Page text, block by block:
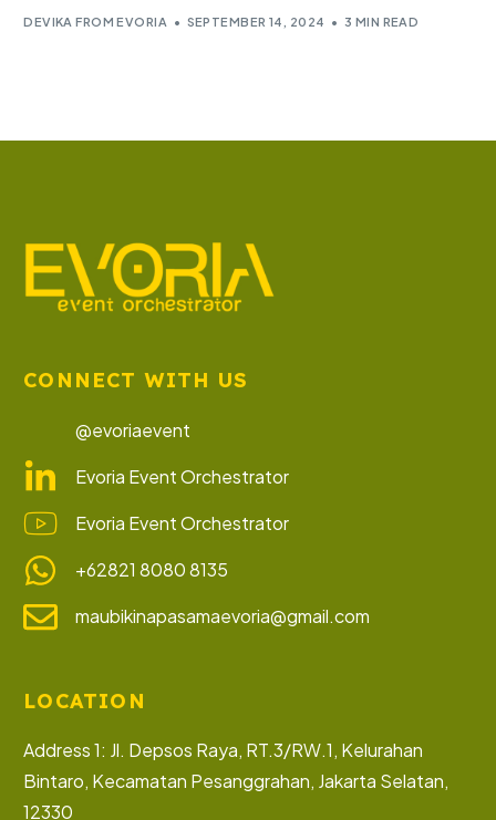
DEVIKA FROM EVORIA SEPTEMBER 14, 2024 3 MIN READ
CONNECT WITH US
@evoriaevent
Evoria Event Orchestrator
Evoria Event Orchestrator
+62821 8080 8135
maubikinapasamaevoria@gmail.com
LOCATION
Address 1: Jl. Depsos Raya, RT.3/RW.1, Kelurahan
Bintaro, Kecamatan Pesanggrahan, Jakarta Selatan,
12330